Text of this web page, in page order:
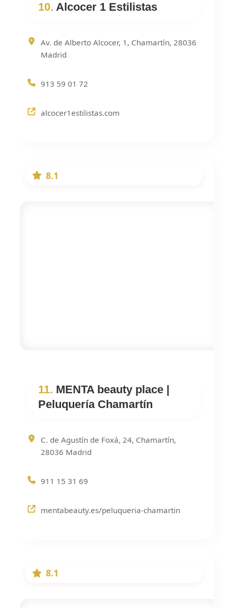
10. Alcocer 1 Estilistas
Av. de Alberto Alcocer, 1, Chamartín, 28036
Madrid
913 59 01 72
alcocer1estilistas.com
8.1
11. MENTA beauty place |
Peluquería Chamartín
C. de Agustín de Foxá, 24, Chamartín,
28036 Madrid
911 15 31 69
mentabeauty.es/peluqueria-chamartin
8.1